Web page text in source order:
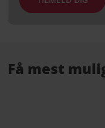
Få mest